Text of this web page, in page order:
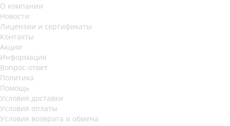
О компании
Новости
Лицензии и сертификаты
Контакты
Акции
Информация
Вопрос-ответ
Политика
Помощь
Условия доставки
Условия оплаты
Условия возврата и обмена